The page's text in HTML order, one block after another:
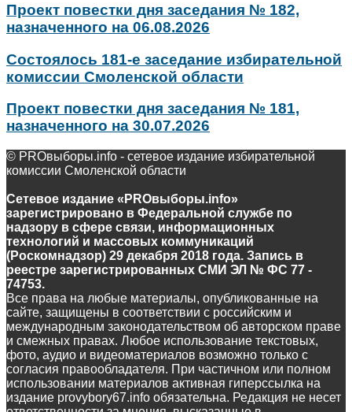
Проект повестки дня заседания № 182,
назначенного на 06.08.2026
Состоялось 181-е заседание избирательной
комиссии Смоленской области
Проект повестки дня заседания № 181,
назначенного на 30.07.2026
© PROвыборы.info - сетевое издание избирательной
комиссии Смоленской области
Сетевое издание «PROвыборы.info»
зарегистрировано в Федеральной службе по
надзору в сфере связи, информационных
технологий и массовых коммуникаций
(Роскомнадзор) 29 декабря 2018 года. Запись в
реестре зарегистрированных СМИ ЭЛ № ФС 77 -
74753.
Все права на любые материалы, опубликованные на
сайте, защищены в соответствии с российским и
международным законодательством об авторском праве
и смежных правах. Любое использование текстовых,
фото, аудио и видеоматериалов возможно только с
согласия правообладателя. При частичном или полном
использовании материалов активная гиперссылка на
издание provybory67.info обязательна. Редакция не несет